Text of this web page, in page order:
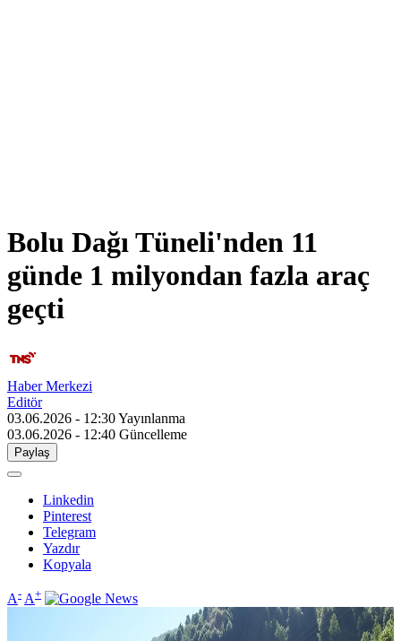
Bolu Dağı Tüneli'nden 11
günde 1 milyondan fazla araç
geçti
Haber Merkezi
Editör
03.06.2026 - 12:30Yayınlanma
03.06.2026 - 12:40 Güncelleme
Paylaş
Linkedin
Pinterest
Telegram
Yazdır
Kopyala
A- A+